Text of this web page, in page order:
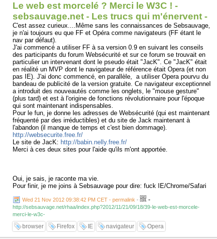
Le web est morcelé ? Merci le W3C ! -
sebsauvage.net - Les trucs qui m'énervent -
C'est assez curieux....Même sans les connaissances de Sebsauvage,
je n'ai toujours eu que FF et Opéra comme navigateurs (FF étant le
nav par défaut).
J'ai commencé a utiliser FF à sa version 0.9 en suivant les conseils
des participants du forum Websécurité et sur ce forum se trouvait en
particulier un intervenant dont le pseudo était "JacK". Ce "JacK" était
en réalité un MVP dont le navigateur de référence était Opera (et non
pas IE). J'ai donc commencé, en parallèle, a utiliser Opera pourvu du
bandeau de publicité de la version gratuite. Ce navigateur exceptionnel
a introduit des nouveautés comme les onglets, le "mouse gesture"
(plus tard) et est à l'origine de fonctions révolutionnaire pour l'époque
qui sont maintenant indispensables.
Pour le fun, je donne les adresses de Websécurité (qui est maintenant
fréquenté par des irréductibles) et du site de Jack maintenant à
l'abandon (il manque de temps et c'est bien dommage).
http://websecurite.free.fr/
Le site de JacK: http://babin.nelly.free.fr/
Merci à ces deux sites pour l'aide qu'ils m'ont apportée.
Oui, je sais, je raconte ma vie.
Pour finir, je me joins à Sebsauvage pour dire: fuck IE/Chrome/Safari
Wed 21 Nov 2012 09:38:42 PM CET - permalink - -
http://sebsauvage.net/rhaa/index.php?2012/11/21/09/18/39-le-web-est-morcele-
merci-le-w3c-
browser Firefox IE navigateur Opera